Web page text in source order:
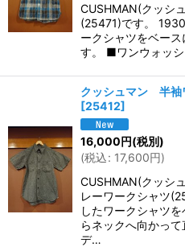
CUSHMAN(クッシ
(25471)です。
ークシャツをベー
す。 ■ワンウォッシ
クッシュマン 半袖
[25412]
16,000円(税別)
(税込: 17,600円)
CUSHMAN(クッシ
レーワークシャツ
したワークシャツ
らネックへ向かっ
デ…